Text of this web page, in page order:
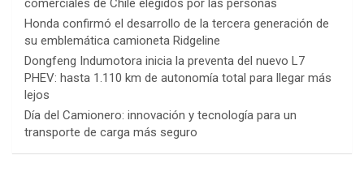
comerciales de Chile elegidos por las personas
Honda confirmó el desarrollo de la tercera generación de
su emblemática camioneta Ridgeline
Dongfeng Indumotora inicia la preventa del nuevo L7
PHEV: hasta 1.110 km de autonomía total para llegar más
lejos
Día del Camionero: innovación y tecnología para un
transporte de carga más seguro